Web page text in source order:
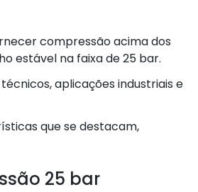
compressão acima dos
estável na faixa de 25 bar.
aplicações industriais e
que se destacam,
25 bar